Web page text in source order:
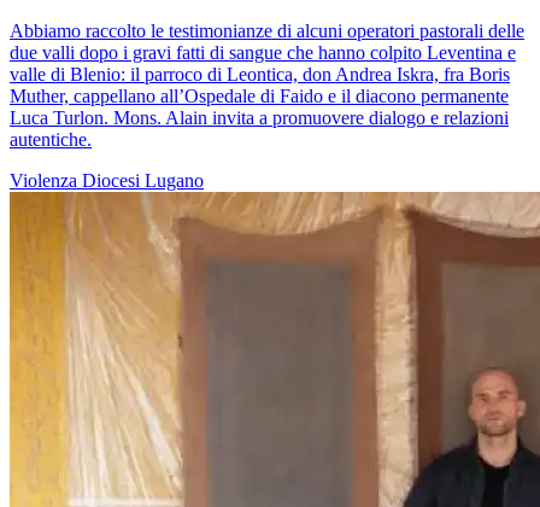
Abbiamo raccolto le testimonianze di alcuni operatori pastorali delle
due valli dopo i gravi fatti di sangue che hanno colpito Leventina e
valle di Blenio: il parroco di Leontica, don Andrea Iskra, fra Boris
Muther, cappellano all’Ospedale di Faido e il diacono permanente
Luca Turlon. Mons. Alain invita a promuovere dialogo e relazioni
autentiche.
Violenza Diocesi Lugano